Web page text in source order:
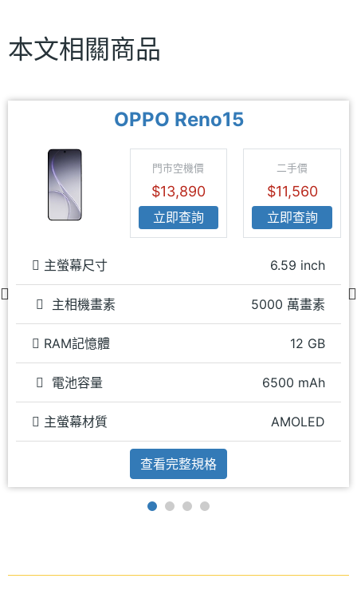
本文相關商品
OPPO Reno15
門市空機價
$13,890
立即查詢
二手價
$11,560
立即查詢
主螢幕尺寸 6.59 inch
主相機畫素 5000 萬畫素
RAM記憶體 12 GB
電池容量 6500 mAh
主螢幕材質 AMOLED
查看完整規格